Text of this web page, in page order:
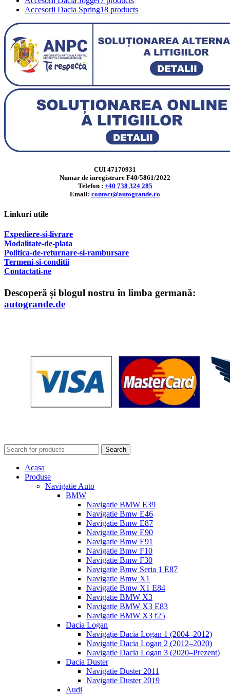
Accesorii Dacia Spring18 products
CUI 47170931
Numar de inregistrare F40/5861/2022
Telefon : +40 738 324 285
Email: contact@autogrande.ro
Linkuri utile
Expediere-si-livrare
Modalitate-de-plata
Politica-de-returnare-si-rambursare
Termeni-si-conditii
Contactati-ne
Descoperă și blogul nostru în limba germană:
autogrande.de
Search
Acasa
Produse
Navigatie Auto
BMW
Navigație BMW E39
Navigatie Bmw E46
Navigatie Bmw E87
Navigatie Bmw E90
Navigatie Bmw E91
Navigatie Bmw F10
Navigatie Bmw F30
Navigatie Bmw Seria 1 E87
Navigatie Bmw X1
Navigatie Bmw X1 E84
Navigatie BMW X3
Navigatie BMW X3 E83
Navigatie BMW X3 f25
Dacia Logan
Navigație Dacia Logan 1 (2004–2012)
Navigație Dacia Logan 2 (2012–2020)
Navigație Dacia Logan 3 (2020–Prezent)
Dacia Duster
Navigatie Duster 2011
Navigatie Duster 2019
Audi